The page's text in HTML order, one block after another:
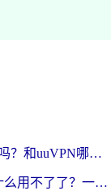
MalusVPN好用吗？和uuVPN哪个好？海外党无缝访问国内资源的真实对比与选择指南
归雁加速器为什么用不了了？一位海外游子的真实困惑与技术解答